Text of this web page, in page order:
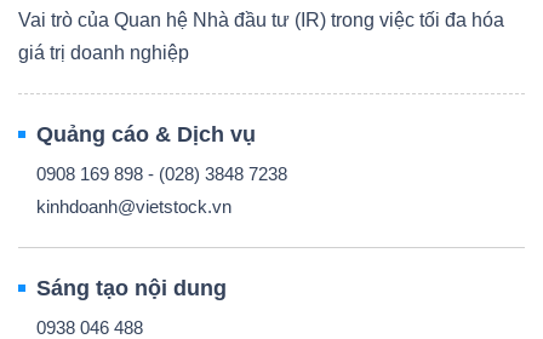
Vai trò của Quan hệ Nhà đầu tư (IR) trong việc tối đa hóa
giá trị doanh nghiệp
Quảng cáo & Dịch vụ
0908 169 898 - (028) 3848 7238
kinhdoanh@vietstock.vn
Sáng tạo nội dung
0938 046 488